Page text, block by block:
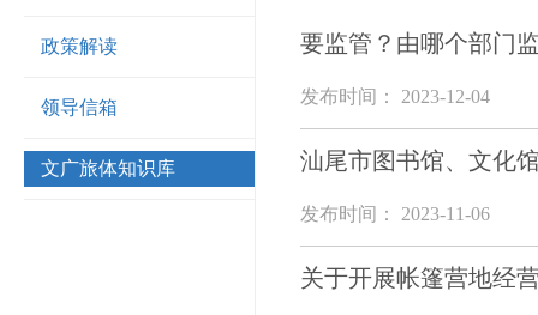
政策解读
领导信箱
文广旅体知识库
要监管？由哪个部门
发布时间： 2023-12-04
汕尾市图书馆、文化
发布时间： 2023-11-06
关于开展帐篷营地经